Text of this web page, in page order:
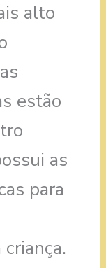
alto
estão
as
para